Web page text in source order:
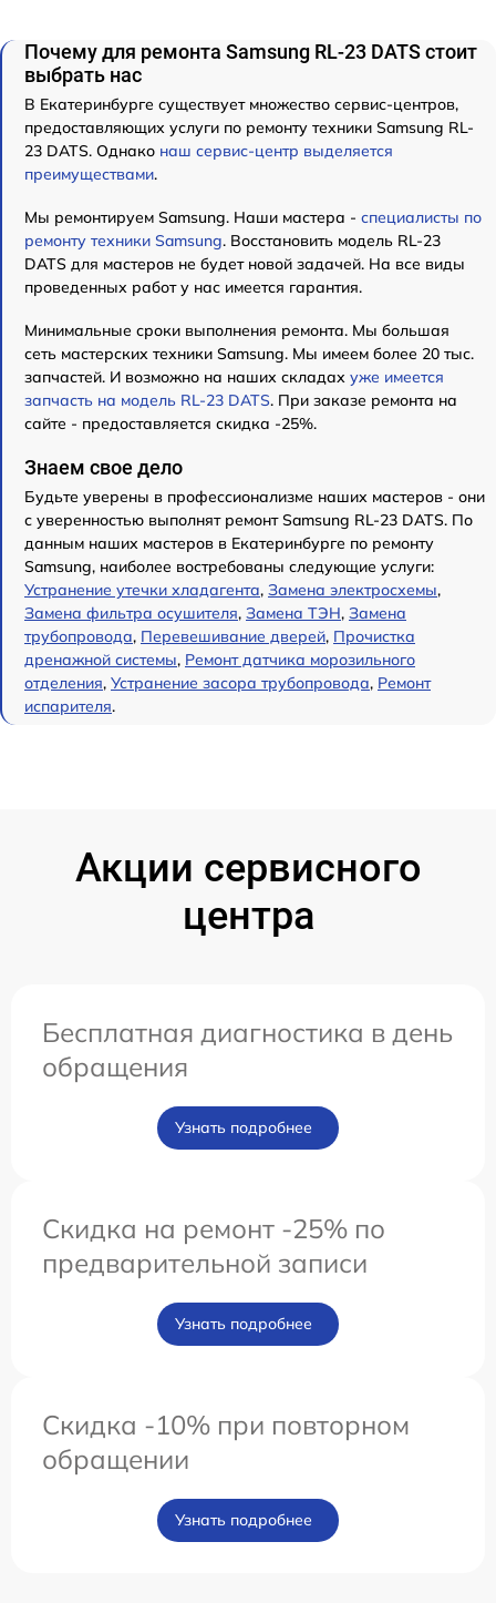
Почему для ремонта Samsung RL-23 DATS стоит
выбрать нас
В Екатеринбурге существует множество сервис-центров,
предоставляющих услуги по ремонту техники Samsung RL-
23 DATS. Однако наш сервис-центр выделяется
преимуществами.
Мы ремонтируем Samsung. Наши мастера - специалисты по
ремонту техники Samsung. Восстановить модель RL-23
DATS для мастеров не будет новой задачей. На все виды
проведенных работ у нас имеется гарантия.
Минимальные сроки выполнения ремонта. Мы большая
сеть мастерских техники Samsung. Мы имеем более 20 тыс.
запчастей. И возможно на наших складах уже имеется
запчасть на модель RL-23 DATS. При заказе ремонта на
сайте - предоставляется скидка -25%.
Знаем свое дело
Будьте уверены в профессионализме наших мастеров - они
с уверенностью выполнят ремонт Samsung RL-23 DATS. По
данным наших мастеров в Екатеринбурге по ремонту
Samsung, наиболее востребованы следующие услуги:
Устранение утечки хладагента, Замена электросхемы,
Замена фильтра осушителя, Замена ТЭН, Замена
трубопровода, Перевешивание дверей, Прочистка
дренажной системы, Ремонт датчика морозильного
отделения, Устранение засора трубопровода, Ремонт
испарителя.
Акции сервисного
центра
Бесплатная диагностика в день
обращения
Узнать подробнее
Скидка на ремонт -25% по
предварительной записи
Узнать подробнее
Скидка -10% при повторном
обращении
Узнать подробнее